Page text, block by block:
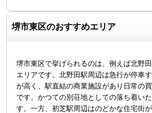
堺市東区のおすすめエリア
堺市東区で挙げられるのは、例えば北野
エリアです。北野田駅周辺は急行が停車
が高く、駅直結の商業施設があり日常の
です。かつての別荘地としての落ち着い
す。一方、初芝駅周辺はのどかな住宅街